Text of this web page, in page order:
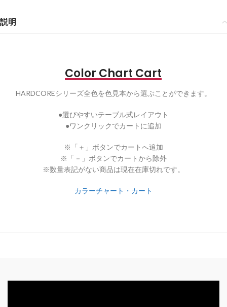
説明
Color Chart Cart
HARDCOREシリーズ全色を色見本から選ぶことができます。
●選びやすいテーブル式レイアウト
●ワンクリックでカートに追加
※「＋」ボタンでカートへ追加
※「－」ボタンでカートから除外
※数量表記がない商品は現在在庫切れです。
カラーチャート・カート